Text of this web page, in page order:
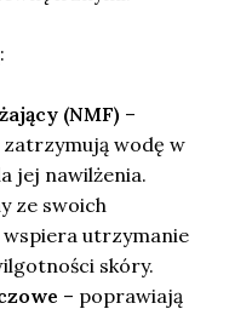
(NMF) –
wodę w
jej nawilżenia.
ze swoich
wspiera utrzymanie
skóry.
– poprawiają